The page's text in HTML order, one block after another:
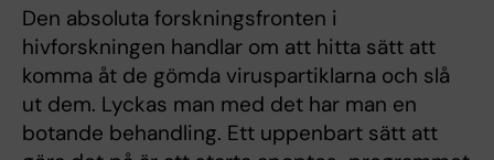
Den absoluta forskningsfronten i
hivforskningen handlar om att hitta sätt att
komma åt de gömda viruspartiklarna och slå
ut dem. Lyckas man med det har man en
botande behandling. Ett uppenbart sätt att